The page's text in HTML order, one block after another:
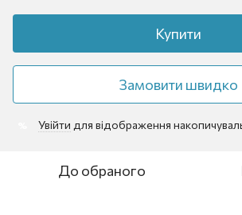
Купити
Замовити швидко
Увійти для відображення
До обраного